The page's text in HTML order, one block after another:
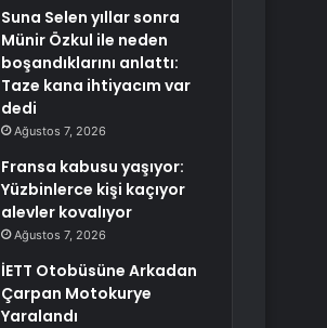
Suna Selen yıllar sonra
Münir Özkul ile neden
boşandıklarını anlattı:
Taze kana ihtiyacım var
dedi
Ağustos 7, 2026
Fransa kabusu yaşıyor:
Yüzbinlerce kişi kaçıyor
alevler kovalıyor
Ağustos 7, 2026
İETT Otobüsüne Arkadan
Çarpan Motokurye
Yaralandı